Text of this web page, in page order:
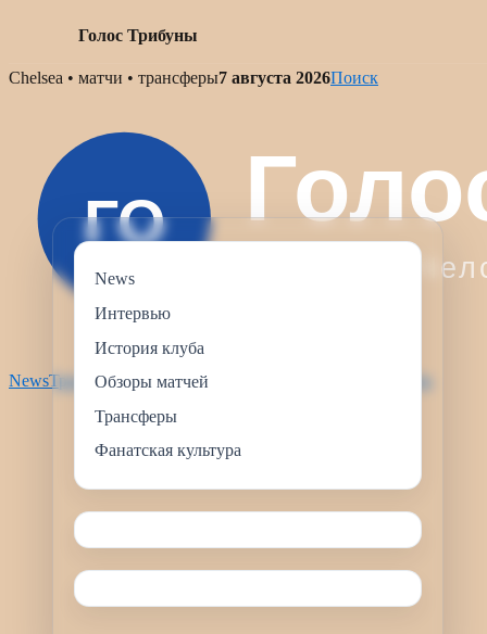
Голос Трибуны
Skip
Chelsea • матчи • трансферы7 августа 2026Поиск
NewsТрансферыИнтервью История клуба
News
Интервью
История клуба
Обзоры матчей
Трансферы
Фанатская культура